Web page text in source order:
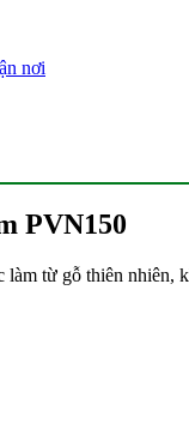
nơi
PVN150
từ gỗ thiên nhiên,